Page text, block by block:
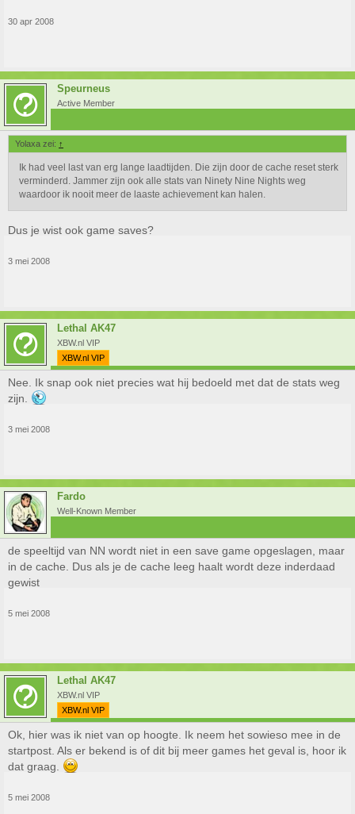
30 apr 2008
Speurneus
Active Member
Yolaxa zei: ↑
Ik had veel last van erg lange laadtijden. Die zijn door de cache reset sterk
verminderd. Jammer zijn ook alle stats van Ninety Nine Nights weg
waardoor ik nooit meer de laaste achievement kan halen.
Dus je wist ook game saves?
3 mei 2008
Lethal AK47
XBW.nl VIP
XBW.nl VIP
Nee. Ik snap ook niet precies wat hij bedoeld met dat de stats weg
zijn.
3 mei 2008
Fardo
Well-Known Member
de speeltijd van NN wordt niet in een save game opgeslagen, maar
in de cache. Dus als je de cache leeg haalt wordt deze inderdaad
gewist
5 mei 2008
Lethal AK47
XBW.nl VIP
XBW.nl VIP
Ok, hier was ik niet van op hoogte. Ik neem het sowieso mee in de
startpost. Als er bekend is of dit bij meer games het geval is, hoor ik
dat graag.
5 mei 2008